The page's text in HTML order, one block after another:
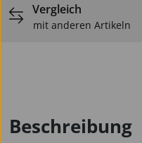
Vergleich
mit anderen Artikeln
Beschreibung